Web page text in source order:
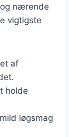
nærende
vigtigste
af
holde
løgsmag